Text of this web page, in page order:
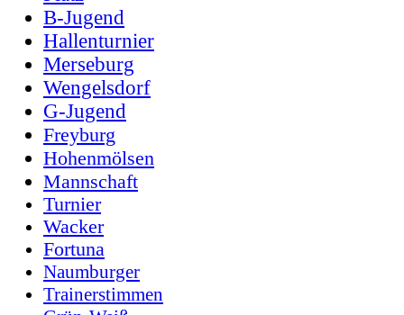
B-Jugend
Hallenturnier
Merseburg
Wengelsdorf
G-Jugend
Freyburg
Hohenmölsen
Mannschaft
Turnier
Wacker
Fortuna
Naumburger
Trainerstimmen